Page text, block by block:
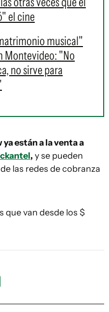
el cine
musical"
Montevideo: "No
no sirve para
están a la venta a
, y se pueden
las redes de cobranza
que van desde los $